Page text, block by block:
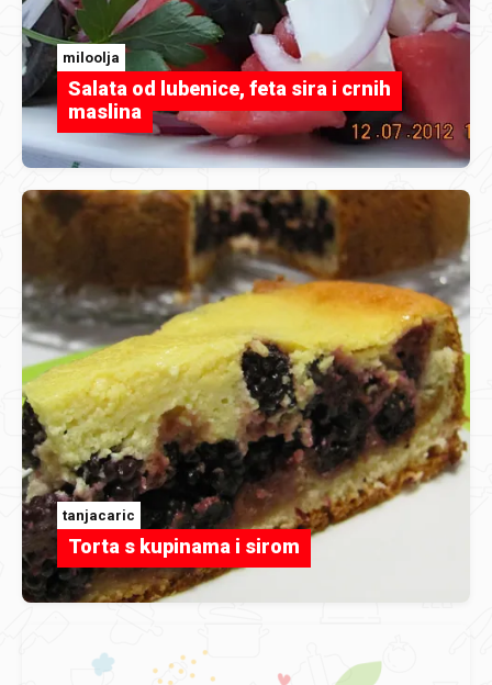
miloolja
Salata od lubenice, feta sira i crnih
maslina
tanjacaric
Torta s kupinama i sirom